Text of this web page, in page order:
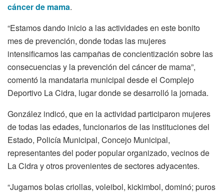
cáncer de mama.
“Estamos dando inicio a las actividades en este bonito
mes de prevención, donde todas las mujeres
intensificamos las campañas de concientización sobre las
consecuencias y la prevención del cáncer de mama”,
comentó la mandataria municipal desde el Complejo
Deportivo La Cidra, lugar donde se desarrolló la jornada.
González indicó, que en la actividad participaron mujeres
de todas las edades, funcionarios de las instituciones del
Estado, Policía Municipal, Concejo Municipal,
representantes del poder popular organizado, vecinos de
La Cidra y otros provenientes de sectores adyacentes.
“Jugamos bolas criollas, voleibol, kickimbol, dominó; puros